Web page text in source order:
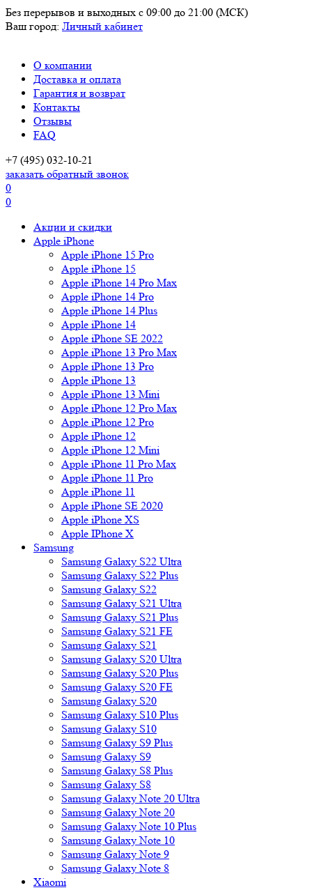
Без перерывов и выходных с 09:00 до 21:00 (МСК)
Ваш город: Личный кабинет
О компании
Доставка и оплата
Гарантия и возврат
Контакты
Отзывы
FAQ
+7 (495) 032-10-21
заказать обратный звонок
0
0
Акции и скидки
Apple iPhone
Apple iPhone 15 Pro
Apple iPhone 15
Apple iPhone 14 Pro Max
Apple iPhone 14 Pro
Apple iPhone 14 Plus
Apple iPhone 14
Apple iPhone SE 2022
Apple iPhone 13 Pro Max
Apple iPhone 13 Pro
Apple iPhone 13
Apple iPhone 13 Mini
Apple iPhone 12 Pro Max
Apple iPhone 12 Pro
Apple iPhone 12
Apple iPhone 12 Mini
Apple iPhone 11 Pro Max
Apple iPhone 11 Pro
Apple iPhone 11
Apple iPhone SE 2020
Apple iPhone XS
Apple IPhone X
Samsung
Samsung Galaxy S22 Ultra
Samsung Galaxy S22 Plus
Samsung Galaxy S22
Samsung Galaxy S21 Ultra
Samsung Galaxy S21 Plus
Samsung Galaxy S21 FE
Samsung Galaxy S21
Samsung Galaxy S20 Ultra
Samsung Galaxy S20 Plus
Samsung Galaxy S20 FE
Samsung Galaxy S20
Samsung Galaxy S10 Plus
Samsung Galaxy S10
Samsung Galaxy S9 Plus
Samsung Galaxy S9
Samsung Galaxy S8 Plus
Samsung Galaxy S8
Samsung Galaxy Note 20 Ultra
Samsung Galaxy Note 20
Samsung Galaxy Note 10 Plus
Samsung Galaxy Note 10
Samsung Galaxy Note 9
Samsung Galaxy Note 8
Xiaomi